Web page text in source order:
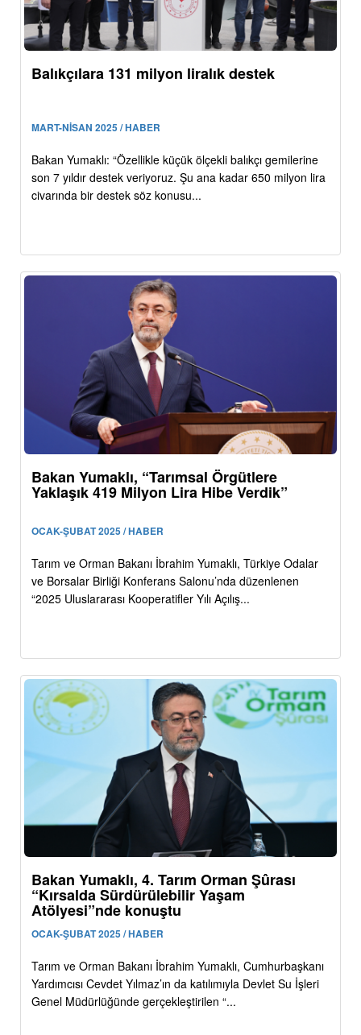
Balıkçılara 131 milyon liralık destek
MART-NİSAN 2025 / HABER
Bakan Yumaklı: “Özellikle küçük ölçekli balıkçı gemilerine
son 7 yıldır destek veriyoruz. Şu ana kadar 650 milyon lira
civarında bir destek söz konusu...
Bakan Yumaklı, “Tarımsal Örgütlere
Yaklaşık 419 Milyon Lira Hibe Verdik”
OCAK-ŞUBAT 2025 / HABER
Tarım ve Orman Bakanı İbrahim Yumaklı, Türkiye Odalar
ve Borsalar Birliği Konferans Salonu’nda düzenlenen
“2025 Uluslararası Kooperatifler Yılı Açılış...
Bakan Yumaklı, 4. Tarım Orman Şûrası
“Kırsalda Sürdürülebilir Yaşam
Atölyesi”nde konuştu
OCAK-ŞUBAT 2025 / HABER
Tarım ve Orman Bakanı İbrahim Yumaklı, Cumhurbaşkanı
Yardımcısı Cevdet Yılmaz’ın da katılımıyla Devlet Su İşleri
Genel Müdürlüğünde gerçekleştirilen “...